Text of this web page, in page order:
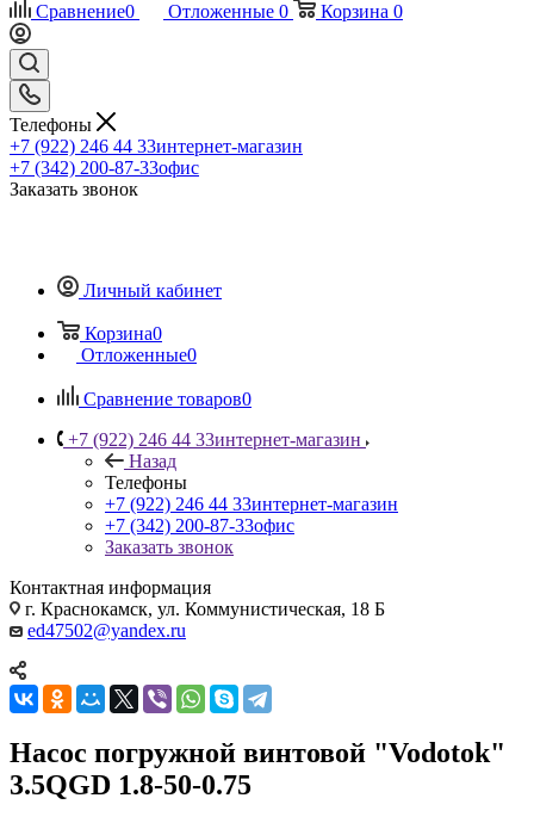
Сравнение0 Отложенные 0 Корзина 0
Телефоны
+7 (922) 246 44 33интернет-магазин
+7 (342) 200-87-33офис
Заказать звонок
Личный кабинет
Корзина0
Отложенные0
Сравнение товаров0
+7 (922) 246 44 33интернет-магазин
Назад
Телефоны
+7 (922) 246 44 33интернет-магазин
+7 (342) 200-87-33офис
Заказать звонок
Контактная информация
г. Краснокамск, ул. Коммунистическая, 18 Б
ed47502@yandex.ru
Насос погружной винтовой "Vodotok"
3.5QGD 1.8-50-0.75